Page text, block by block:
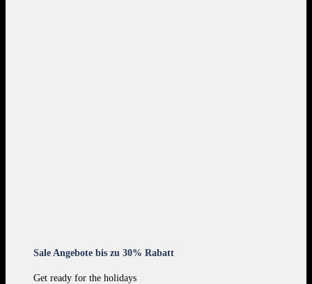
Sale Angebote bis zu 30% Rabatt
Get ready for the holidays